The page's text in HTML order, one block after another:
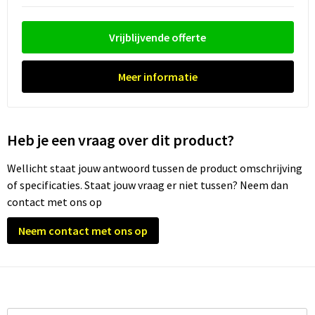
Vrijblijvende offerte
Meer informatie
Heb je een vraag over dit product?
Wellicht staat jouw antwoord tussen de product omschrijving
of specificaties. Staat jouw vraag er niet tussen? Neem dan
contact met ons op
Neem contact met ons op